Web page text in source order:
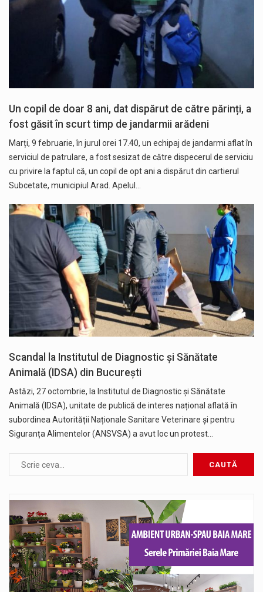
Un copil de doar 8 ani, dat dispărut de către părinți, a
fost găsit în scurt timp de jandarmii arădeni
Marți, 9 februarie, în jurul orei 17.40, un echipaj de jandarmi aflat în
serviciul de patrulare, a fost sesizat de către dispecerul de serviciu
cu privire la faptul că, un copil de opt ani a dispărut din cartierul
Subcetate, municipiul Arad. Apelul…
Scandal la Institutul de Diagnostic și Sănătate
Animală (IDSA) din București
Astăzi, 27 octombrie, la Institutul de Diagnostic și Sănătate
Animală (IDSA), unitate de publică de interes național aflată în
subordinea Autorității Naționale Sanitare Veterinare și pentru
Siguranța Alimentelor (ANSVSA) a avut loc un protest…